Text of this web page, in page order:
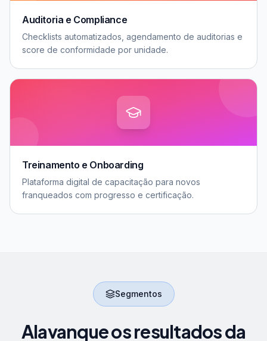
Auditoria e Compliance
Checklists automatizados, agendamento de auditorias e
score de conformidade por unidade.
Treinamento e Onboarding
Plataforma digital de capacitação para novos
franqueados com progresso e certificação.
Segmentos
Alavanque os resultados da